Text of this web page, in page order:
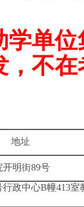
学单
不
地址
明街89号
行政中心B幢413室